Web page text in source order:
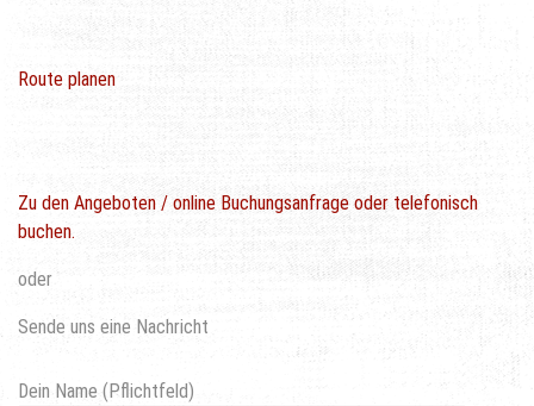
Route planen
Zu den Angeboten / online Buchungsanfrage oder telefonisch
buchen.
oder
Sende uns eine Nachricht
Dein Name (Pflichtfeld)